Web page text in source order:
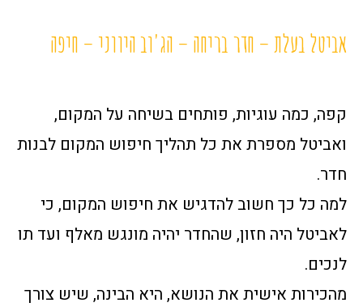
אביטל בעלת – חדר בריחה – הג'וב היווני – חיפה
קפה, כמה עוגיות, פותחים בשיחה על המקום,
ואביטל מספרת את כל תהליך חיפוש המקום לבנות
חדר.
למה כל כך חשוב להדגיש את חיפוש המקום, כי
לאביטל היה חזון, שהחדר יהיה מונגש מאלף ועד תו
לנכים.
מהכירות אישית את הנושא, היא הבינה, שיש צורך